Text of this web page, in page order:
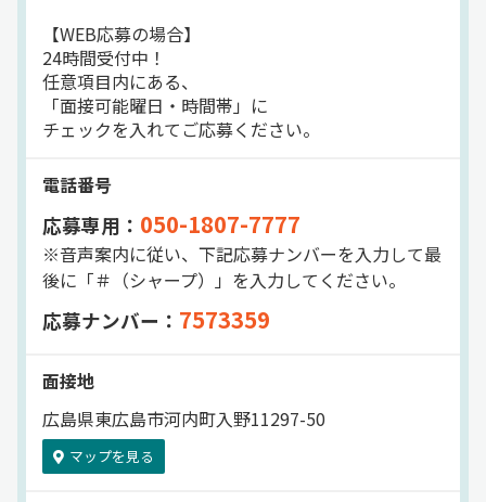
【WEB応募の場合】
24時間受付中！
任意項目内にある、
「面接可能曜日・時間帯」に
チェックを入れてご応募ください。
電話番号
応募専用： 050-1807-7777
※音声案内に従い、下記応募ナンバーを入力して最
後に「＃（シャープ）」を入力してください。
応募ナンバー： 7573359
面接地
広島県東広島市河内町入野11297-50
マップを見る